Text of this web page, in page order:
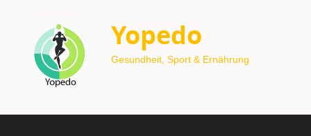
Yopedo
Gesundheit, Sport & Ernährung